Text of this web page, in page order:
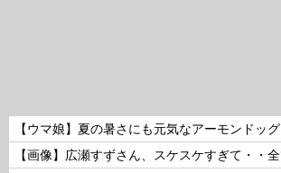
【ウマ娘】夏の暑さにも元気なアーモンドッグ